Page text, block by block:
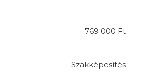
769 000 Ft
Szakképesítés